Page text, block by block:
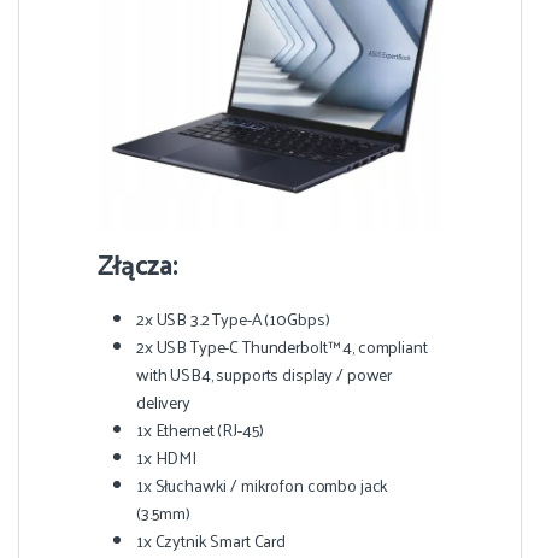
Złącza:
2x USB 3.2 Type-A (10Gbps)
2x USB Type-C Thunderbolt™ 4, compliant
with USB4, supports display / power
delivery
1x Ethernet (RJ-45)
1x HDMI
1x Słuchawki / mikrofon combo jack
(3.5mm)
1x Czytnik Smart Card